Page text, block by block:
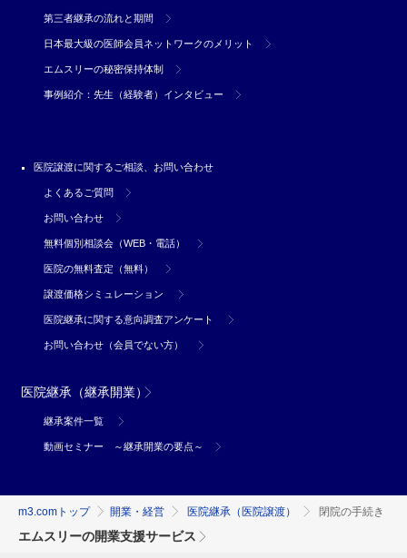
第三者継承の流れと期間
日本最大級の医師会員ネットワークのメリット
エムスリーの秘密保持体制
事例紹介：先生（経験者）インタビュー
医院譲渡に関するご相談、お問い合わせ
よくあるご質問
お問い合わせ
無料個別相談会（WEB・電話）
医院の無料査定（無料）
譲渡価格シミュレーション
医院継承に関する意向調査アンケート
お問い合わせ（会員でない方）
医院継承（継承開業）
継承案件一覧
動画セミナー ～継承開業の要点～
m3.comトップ 開業・経営 医院継承（医院譲渡） 閉院の手続き
エムスリーの開業支援サービス